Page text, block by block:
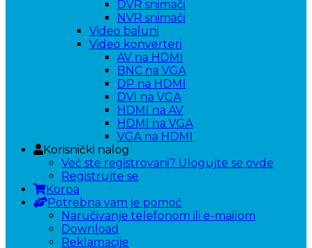
DVR snimači
NVR snimači
Video baluni
Video konverteri
AV na HDMI
BNC na VGA
DP na HDMI
DVI na VGA
HDMI na AV
HDMI na VGA
VGA na HDMI
Korisnički nalog
Već ste registrovani? Ulogujte se ovde
Registrujte se
Korpa
Potrebna vam je pomoć
Naručivanje telefonom ili e-mailom
Download
Reklamacije